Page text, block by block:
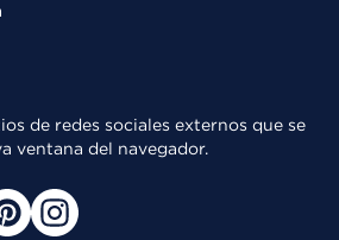
de redes sociales externos que se
ventana del navegador.